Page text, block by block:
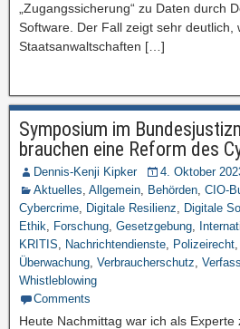
„Zugangssicherung“ zu Daten durch
Software. Der Fall zeigt sehr deutlich,
Staatsanwaltschaften […]
Symposium im
brauchen eine Reform des
Dennis-Kenji Kipker
4. Oktober
Aktuelles, Allgemein, Behörden, CIO-
Cybercrime, Digitale Resilienz, Digitale
Ethik, Forschung, Gesetzgebung,
KRITIS, Nachrichtendienste, Polizeirecht,
Überwachung, Verbraucherschutz,
Whistleblowing
Comments
Heute Nachmittag war ich als Experte